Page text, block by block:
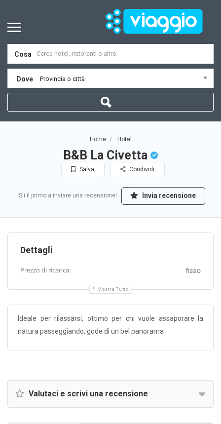
Cosa
Dove Provincia o città
Home Hotel
B&B La Civetta
Salva Condividi
Sii il primo a inviare una recensione! Invia recensione
Dettagli
Prezzo di ricarica: fisso
Mostra Tutto
Ideale per rilassarsi, ottimo per chi vuole assaporare la
natura passeggiando, gode di un bel panorama
Valutaci e scrivi una recensione